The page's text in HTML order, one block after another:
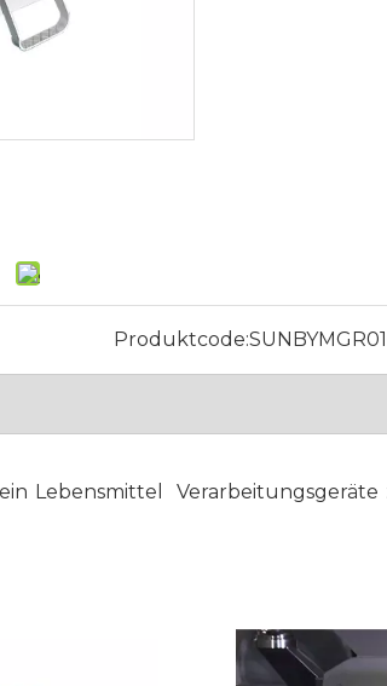
Produktcode:
Lebensmittel